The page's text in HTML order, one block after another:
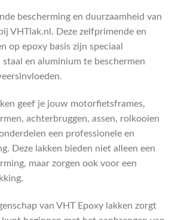
bescherming en duurzaamheid van
VHTlak.nl. Deze zelfprimende en
op epoxy basis zijn speciaal
en aluminium te beschermen
geef je jouw motorfietsframes,
achterbruggen, assen, rolkooien
een professionele en
Deze lakken bieden niet alleen een
maar zorgen ook voor een
van VHT Epoxy lakken zorgt